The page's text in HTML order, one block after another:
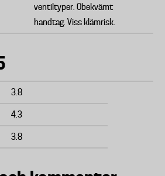
ventiltyper. Obekvämt
handtag. Viss klämrisk.
3.8
4.3
3.8